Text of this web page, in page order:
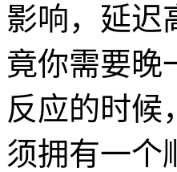
影响，延迟
竟你需要晚
反应的时候
须拥有一个